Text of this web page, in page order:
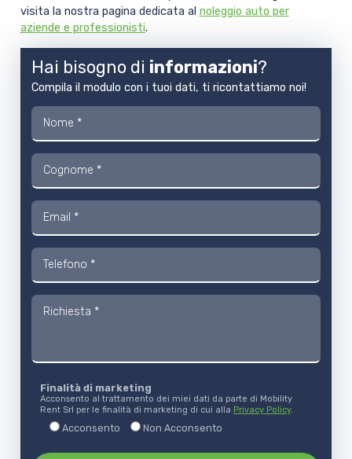
visita la nostra pagina dedicata al noleggio auto per
aziende e professionisti.
Hai bisogno di informazioni?
Compila il modulo con i tuoi dati, ti ricontattiamo noi!
Finalità di marketing
Acconsento al trattamento dei miei dati da parte di Mobility
Rent Srl per le finalità di marketing di cui alla Privacy Policy.
Acconsento Non Acconsento